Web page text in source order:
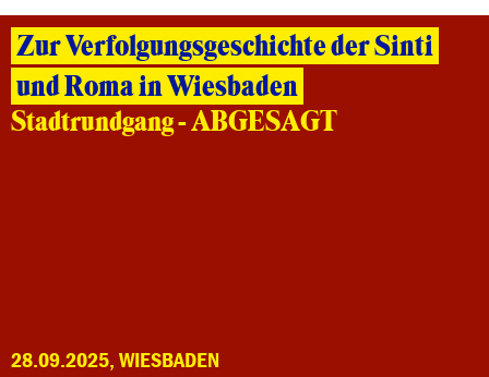
Zur Verfolgungsgeschichte der Sinti
und Roma in Wiesbaden
Stadtrundgang - ABGESAGT
28.09.2025, WIESBADEN